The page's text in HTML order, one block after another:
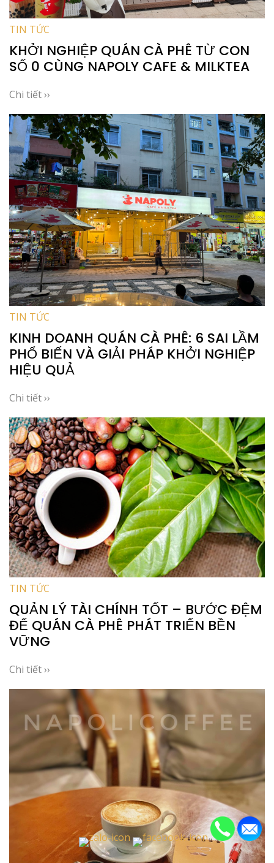
TIN TỨC
KHỞI NGHIỆP QUÁN CÀ PHÊ TỪ CON
SỐ 0 CÙNG NAPOLY CAFE & MILKTEA
Chi tiết ››
TIN TỨC
KINH DOANH QUÁN CÀ PHÊ: 6 SAI LẦM
PHỔ BIẾN VÀ GIẢI PHÁP KHỞI NGHIỆP
HIỆU QUẢ
Chi tiết ››
TIN TỨC
QUẢN LÝ TÀI CHÍNH TỐT – BƯỚC ĐỆM
ĐỂ QUÁN CÀ PHÊ PHÁT TRIỂN BỀN
VỮNG
Chi tiết ››